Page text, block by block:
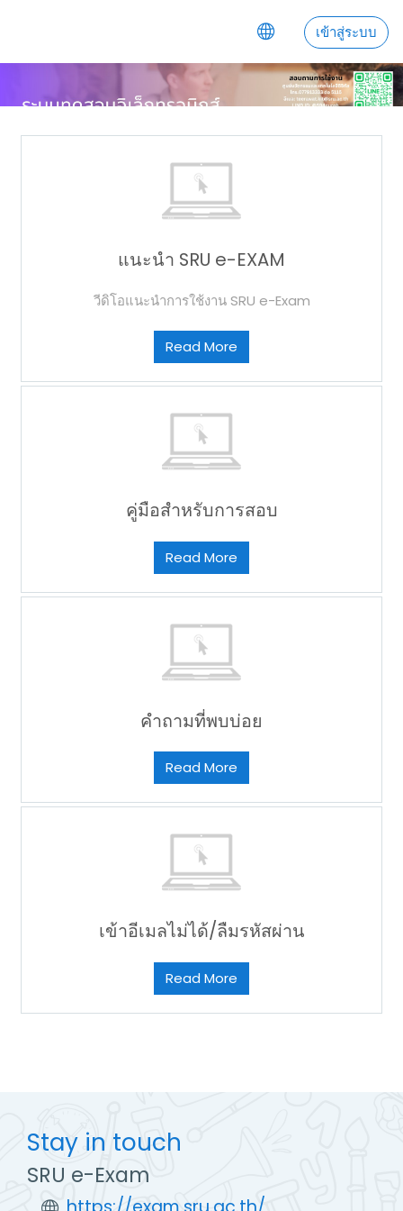
เข้าสู่ระบบ
แนะนำ SRU e-EXAM
วีดิโอแนะนำการใช้งาน SRU e-Exam
Read More
คู่มือสำหรับการสอบ
Read More
คำถามที่พบบ่อย
Read More
เข้าอีเมลไม่ได้/ลืมรหัสผ่าน
Read More
Stay in touch
SRU e-Exam